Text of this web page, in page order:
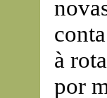
à
por